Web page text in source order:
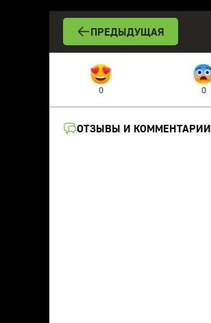
ПРЕДЫДУЩАЯ
0 0
ОТЗЫВЫ И КОММЕНТАРИИ